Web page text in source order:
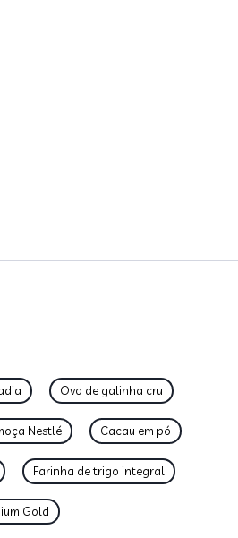
Ovo de galinha cru
Nestlé Cacau em pó
Farinha de trigo integral
Gold